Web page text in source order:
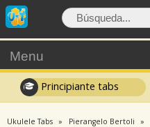
Menu
Principiante tabs
Ukulele Tabs Pierangelo Bertoli